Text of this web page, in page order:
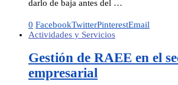
darlo de baja antes del …
0 FacebookTwitterPinterestEmail
Actividades y Servicios
Gestión de RAEE en el
empresarial